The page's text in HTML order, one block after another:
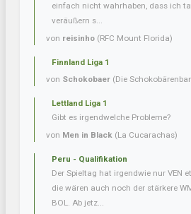
einfach nicht wahrhaben, dass ich
veräußern s...
von reisinho (RFC Mount Florida)
Finnland Liga 1
von Schokobaer (Die
Lettland Liga 1
Gibt es irgendwelche Probleme?
von Men in Black (La Cucarachas)
Peru - Qualifikation
Der Spieltag hat irgendwie nur VEN
die wären auch noch der stärkere
BOL. Ab jetz...